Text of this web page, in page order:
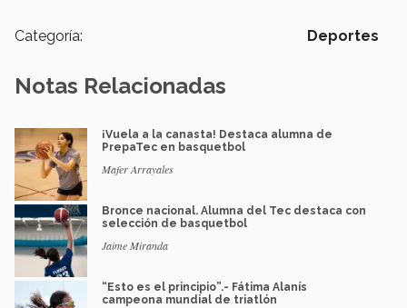
Categoría: Deportes
Notas Relacionadas
¡Vuela a la canasta! Destaca alumna de
PrepaTec en basquetbol
Mafer Arrayales
Bronce nacional. Alumna del Tec destaca con
selección de basquetbol
Jaime Miranda
“Esto es el principio”.- Fátima Alanís
campeona mundial de triatlón